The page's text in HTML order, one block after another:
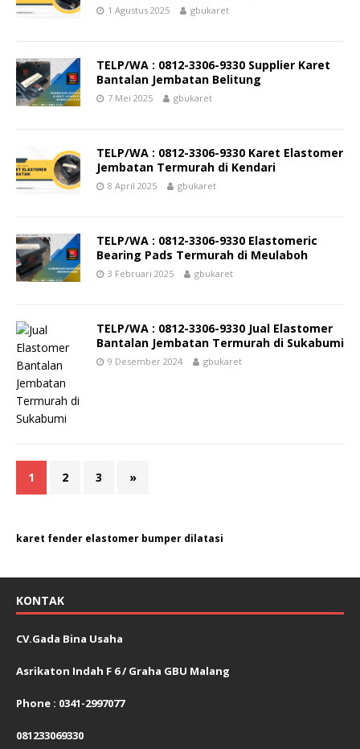
1 Agustus 2025 gbukaret
TELP/WA : 0812-3306-9330 Supplier Karet
Bantalan Jembatan Belitung
7 Mei 2025 gbukaret
TELP/WA : 0812-3306-9330 Karet Elastomer
Jembatan Termurah di Kendari
8 April 2025 gbukaret
TELP/WA : 0812-3306-9330 Elastomeric
Bearing Pads Termurah di Meulaboh
3 Februari 2025 gbukaret
TELP/WA : 0812-3306-9330 Jual Elastomer
Bantalan Jembatan Termurah di Sukabumi
9 Desember 2024 gbukaret
1 2 3 »
karet fender elastomer bumper dilatasi
KONTAK
CV.Gada Bina Usaha
Asrikaton Indah F 6 / Graha GBU Malang
Phone : 0341-2997077
081233069330